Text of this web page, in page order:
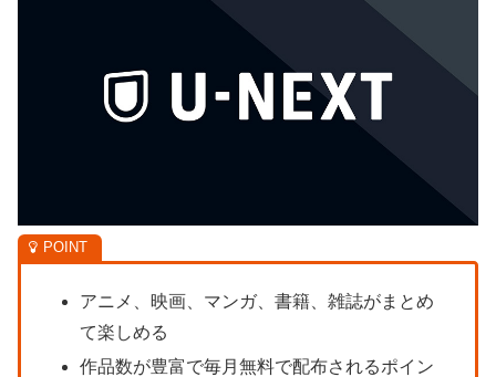
アニメ、映画、マンガ、書籍、雑誌がまとめ
て楽しめる
作品数が豊富で毎月無料で配布されるポイン